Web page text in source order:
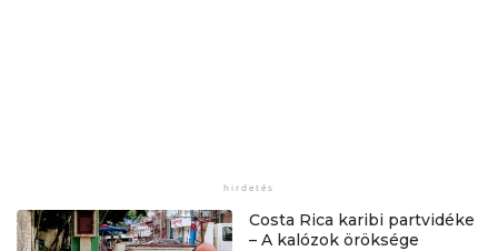
Costa Rica karibi partvidéke
– A kalózok öröksége